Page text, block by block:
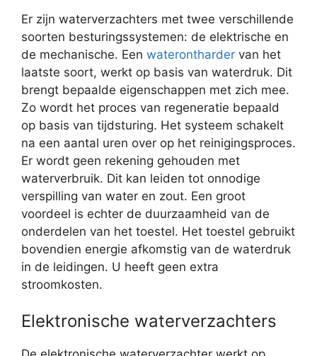
Er zijn waterverzachters met twee verschillende
soorten besturingssystemen: de elektrische en
de mechanische. Een waterontharder van het
laatste soort, werkt op basis van waterdruk. Dit
brengt bepaalde eigenschappen met zich mee.
Zo wordt het proces van regeneratie bepaald
op basis van tijdsturing. Het systeem schakelt
na een aantal uren over op het reinigingsproces.
Er wordt geen rekening gehouden met
waterverbruik. Dit kan leiden tot onnodige
verspilling van water en zout. Een groot
voordeel is echter de duurzaamheid van de
onderdelen van het toestel. Het toestel gebruikt
bovendien energie afkomstig van de waterdruk
in de leidingen. U heeft geen extra
stroomkosten.
Elektronische waterverzachters